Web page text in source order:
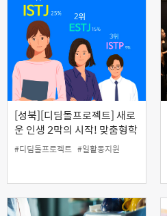
[성북][디딤돌프로젝트] 새로
운 인생 2막의 시작! 맞춤형학
습코칭지도사2급 양성과정
#디딤돌프로젝트 #일활동지원